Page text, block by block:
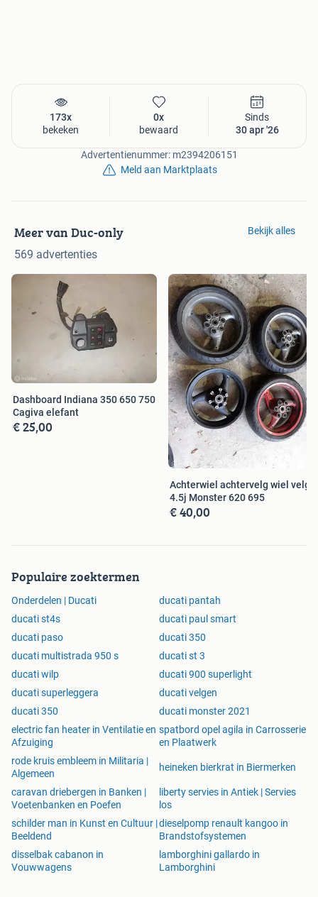
173x
bekeken
0x
bewaard
Sinds
30 apr '26
Advertentienummer: m2394206151
Meld aan Marktplaats
Meer van Duc-only
569 advertenties
Bekijk alles
Dashboard Indiana 350 650 750
Cagiva elefant
€ 25,00
Achterwiel achtervelg wiel velg
4.5j Monster 620 695
€ 40,00
Populaire zoektermen
Onderdelen | Ducati
ducati pantah
ducati st4s
ducati paul smart
ducati paso
ducati 350
ducati multistrada 950 s
ducati st 3
ducati wilp
ducati 900 superlight
ducati superleggera
ducati velgen
ducati 350
ducati monster 2021
electric fan heater in Ventilatie en
Afzuiging
spatbord opel agila in Carrosserie
en Plaatwerk
rode kruis embleem in Militaria |
Algemeen
heineken bierkrat in Biermerken
caravan driebergen in Banken |
Voetenbanken en Poefen
liberty servies in Antiek | Servies
los
schilder man in Kunst en Cultuur |
Beeldend
dieselpomp renault kangoo in
Brandstofsystemen
disselbak cabanon in
Vouwwagens
lamborghini gallardo in
Lamborghini